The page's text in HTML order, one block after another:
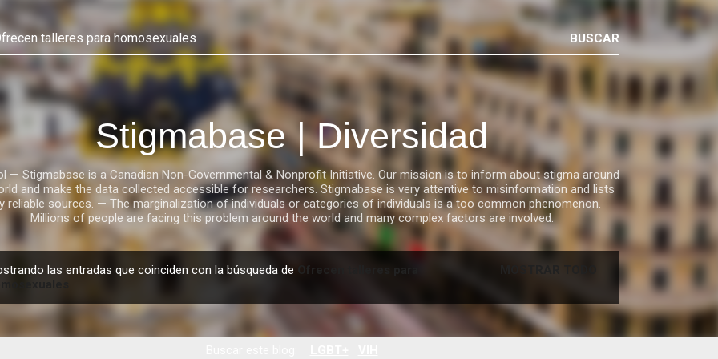
Ir al contenido principal
Stigmabase | Diversidad
— Stigmabase is a Canadian Non-Governmental & Nonprofit Initiative. Our mission is to inform about stigma around
and make the data collected accessible for researchers. Stigmabase is very attentive to misinformation and lists
reliable sources. — The marginalization of individuals or categories of individuals is a too common phenomenon.
Millions of people are facing this problem around the world and many complex factors are involved.
las entradas que coinciden con la búsqueda de